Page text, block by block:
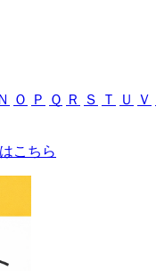
Ｎ Ｏ Ｐ Ｑ Ｒ Ｓ Ｔ Ｕ Ｖ
こちら